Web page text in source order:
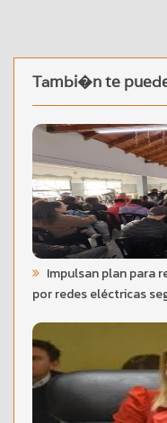
Tambi�n te
Impulsan plan para
por redes eléctricas